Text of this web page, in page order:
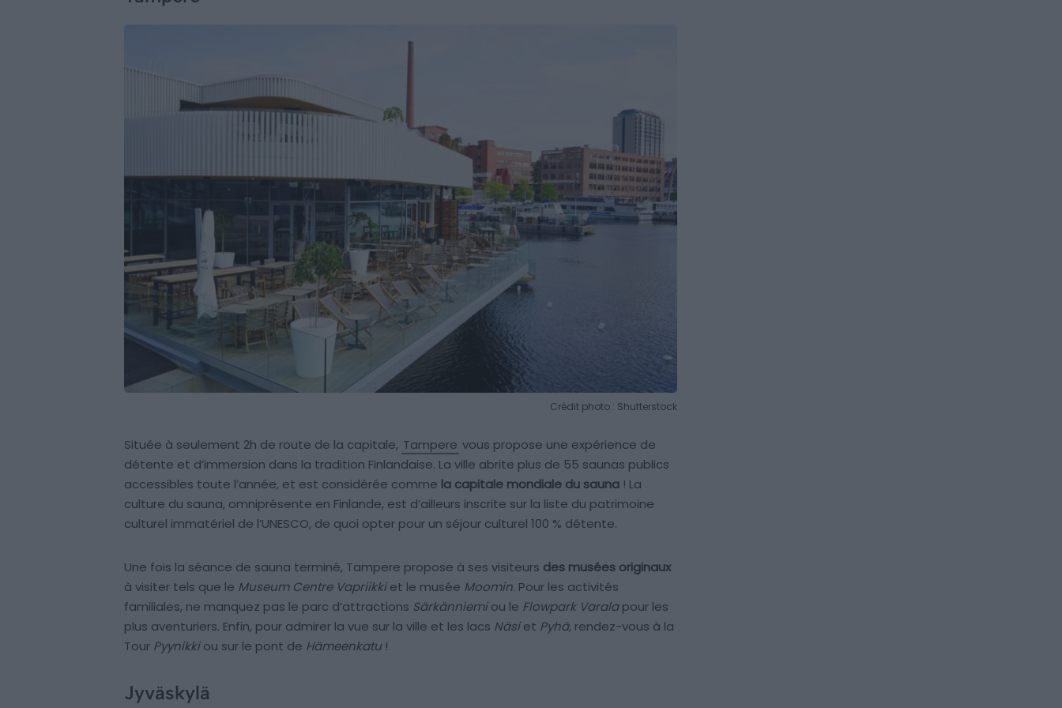
Crédit photo : Shutterstock
Située à seulement 2h de route de la capitale, Tampere vous propose une expérience de
détente et d’immersion dans la tradition Finlandaise. La ville abrite plus de 55 saunas publics
accessibles toute l’année, et est considérée comme la capitale mondiale du sauna ! La
culture du sauna, omniprésente en Finlande, est d’ailleurs inscrite sur la liste du patrimoine
culturel immatériel de l’UNESCO, de quoi opter pour un séjour culturel 100 % détente.
Une fois la séance de sauna terminé, Tampere propose à ses visiteurs des musées originaux
à visiter tels que le Museum Centre Vapriikkiet le musée Moomin. Pour les activités
familiales, ne manquez pas le parc d’attractions Särkänniemiou le Flowpark Varalapour les
plus aventuriers. Enfin, pour admirer la vue sur la ville et les lacs Näsiet Pyhä, rendez-vous à la
Tour Pyynikkiou sur le pont de Hämeenkatu !
Jyväskylä